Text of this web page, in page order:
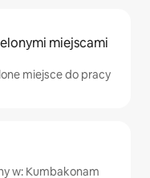
miejscami
miejsce do pracy
w: Kumbakonam